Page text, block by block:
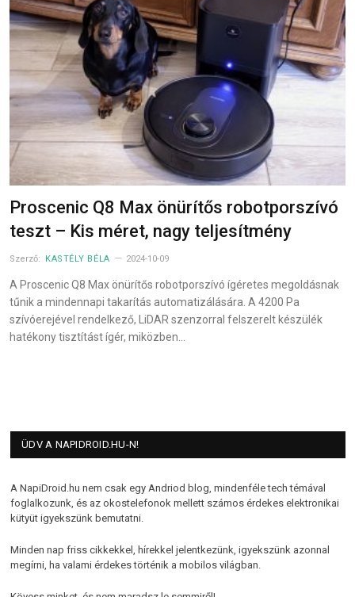
Proscenic Q8 Max önürítős robotporszívó
teszt – Kis méret, nagy teljesítmény
Szerző: KASTÉLY BÉLA 2024-10-09
A Proscenic Q8 Max önürítős robotporszívó ígéretes megoldásnak
tűnik a mindennapi takarítás automatizálására. A 4200 Pa
szívóerejével rendelkező, LiDAR szenzorral felszerelt készülék
hatékony tisztítást ígér, miközben…
ÜDV A NAPIDROID.HU-N!
A NapiDroid.hu nem csak egy Andriod blog, mindenféle tech témával
foglalkozunk, és az okostelefonok mellett számos érdekes elektronikai
kütyüt igyekszünk bemutatni.
Minden nap friss cikkekkel, hírekkel jelentkezünk, igyekszünk azonnal
megírni, ha valami érdekes történik a mobilos világban.